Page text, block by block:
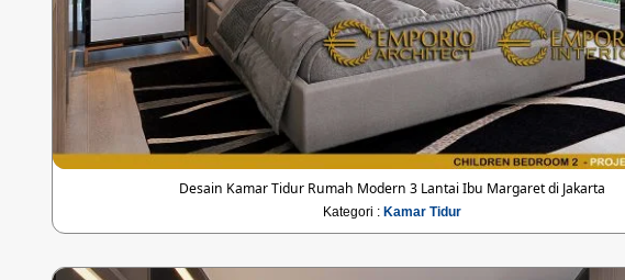
Desain Kamar Tidur Rumah Modern 3 Lantai Ibu Margaret di Jakarta
Kategori : Kamar Tidur